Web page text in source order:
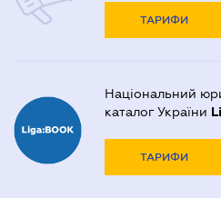
ТАРИФИ
Національний
каталог України
ТАРИФИ